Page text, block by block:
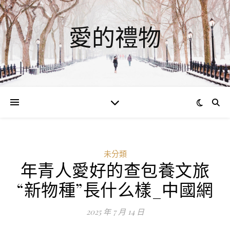
愛的禮物
未分類
年青人愛好的查包養文旅
“新物種”長什么樣_中國網
2025 年 7 月 14 日